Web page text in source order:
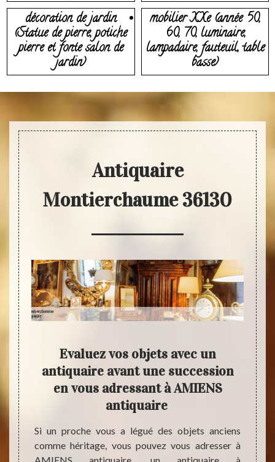
décoration de jardin
(Statue de pierre, potiche
pierre et fonte salon de
jardin)
mobilier XXe (année 50,
60, 70, luminaire,
lampadaire, fauteuil, table
basse)
Antiquaire
Montierchaume 36130
et
est
vous
Evaluez vos objets avec un
antiquaire avant une succession
en vous adressant à AMIENS
antiquaire
Si un proche vous a légué des objets anciens
comme héritage, vous pouvez vous adresser à
À
des